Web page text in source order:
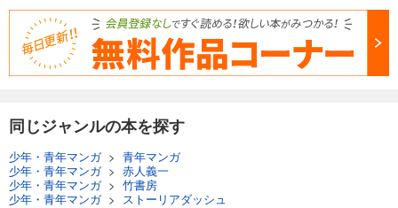
同じジャンルの本を探す
少年・青年マンガ> 青年マンガ
少年・青年マンガ> 赤人義一
少年・青年マンガ> 竹書房
少年・青年マンガ> ストーリアダッシュ